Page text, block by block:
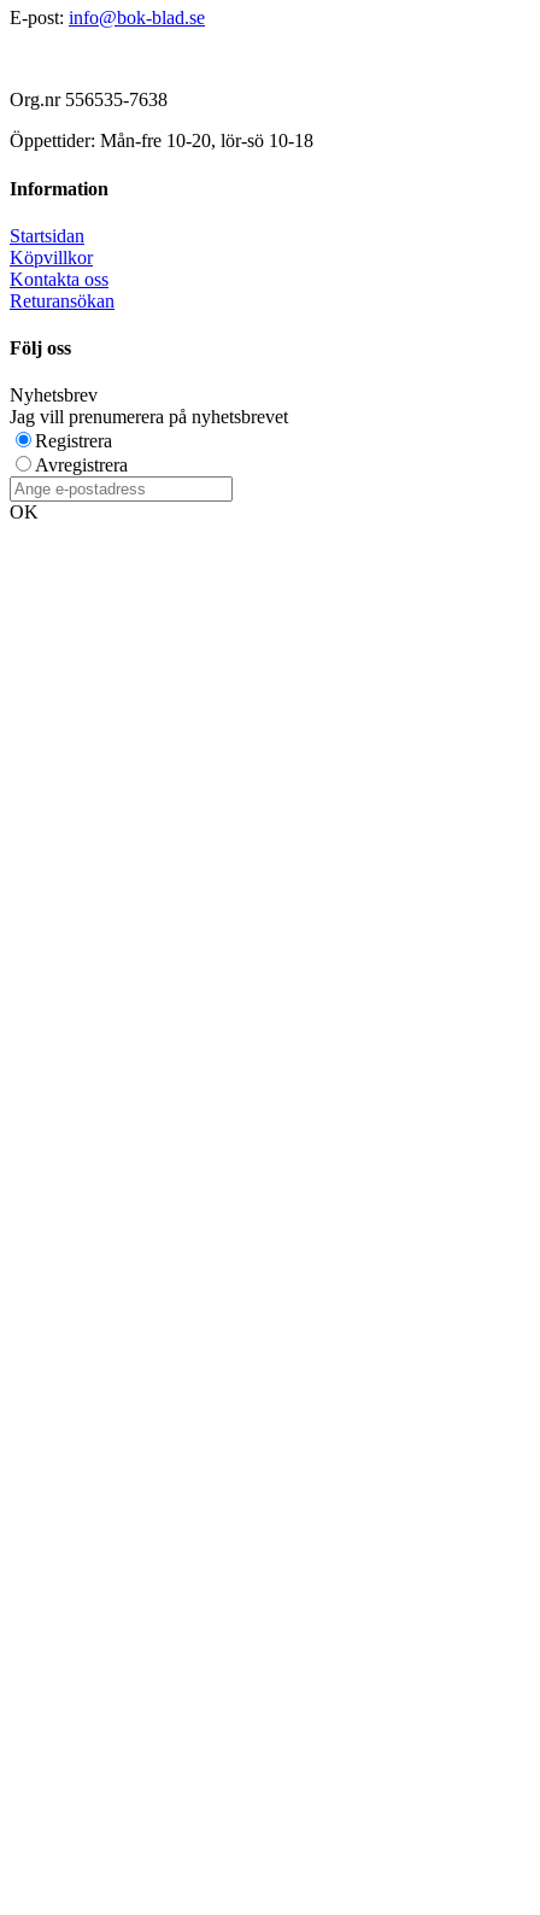
E-post: info@bok-blad.se
Org.nr 556535-7638
Öppettider: Mån-fre 10-20, lör-sö 10-18
Information
Startsidan
Köpvillkor
Kontakta oss
Returansökan
Följ oss
Nyhetsbrev
Jag vill prenumerera på nyhetsbrevet
Registrera
Avregistrera
OK